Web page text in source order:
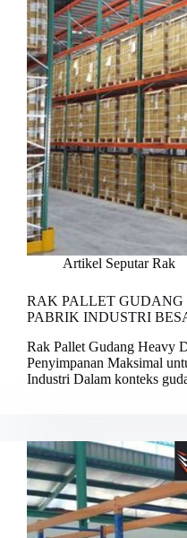
Artikel Seputar Rak
RAK PALLET
PABRIK INDUSTRI
Rak Pallet Gudang Heavy
Penyimpanan Maksimal
Industri Dalam konteks